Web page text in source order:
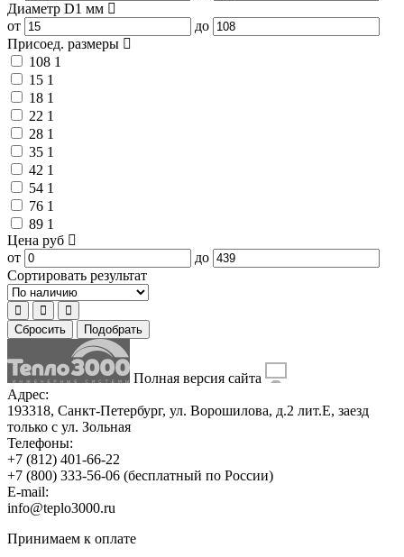
Диаметр D1 мм
от
до
Присоед. размеры
108 1
15 1
18 1
22 1
28 1
35 1
42 1
54 1
76 1
89 1
Цена руб
от
до
Сортировать результат
Сбросить Подобрать
Полная версия сайта
Адрес:
193318, Санкт-Петербург, ул. Ворошилова, д.2 лит.Е, заезд
только с ул. Зольная
Телефоны:
+7 (812) 401-66-22
+7 (800) 333-56-06 (бесплатный по России)
E-mail:
info@teplo3000.ru
Принимаем к оплате